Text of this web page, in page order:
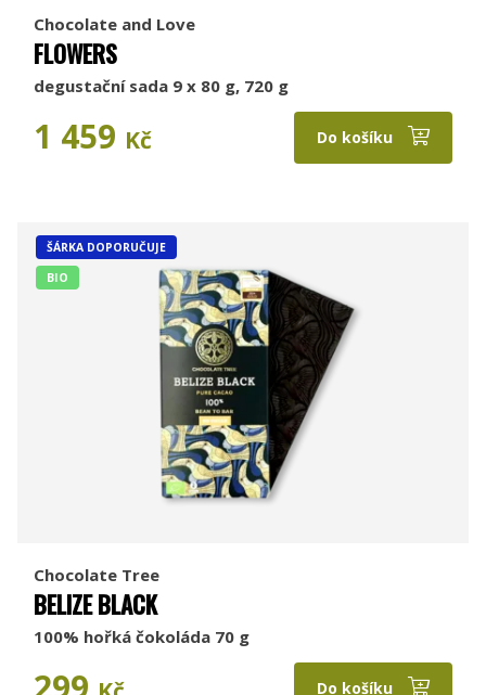
Chocolate and Love
FLOWERS
degustační sada 9 x 80 g, 720 g
1 459 Kč Do košíku
ŠÁRKA DOPORUČUJE
BIO
Chocolate Tree
BELIZE BLACK
100% hořká čokoláda 70 g
Do košíku